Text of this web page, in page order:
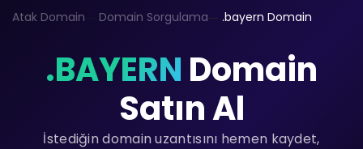
Atak Domain Domain Sorgulama .bayern Domain
.BAYERN Domain
Satın Al
İstediğin domain uzantısını hemen kaydet,